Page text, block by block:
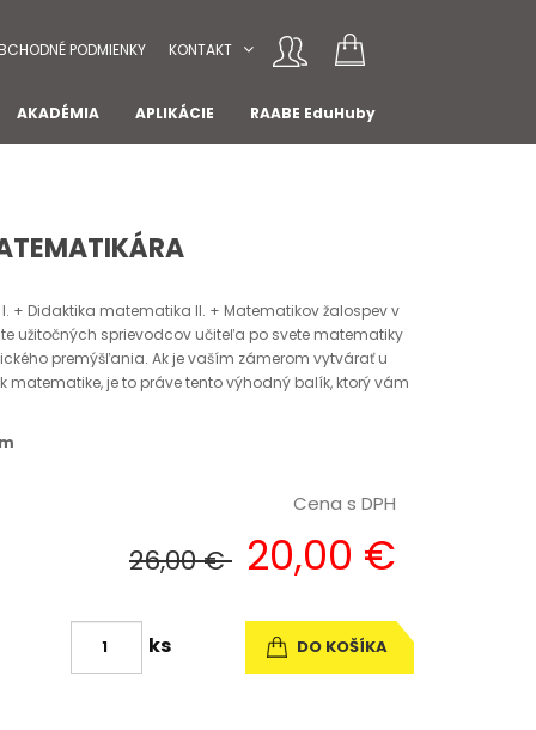
PODMIENKY KONTAKT
AKADÉMIA APLIKÁCIE RAABE EduHuby
+ Didaktika matematika II. + Matematikov žalospev v
užitočných sprievodcov učiteľa po svete matematiky
premýšľania. Ak je vaším zámerom vytvárať u
matematike, je to práve tento výhodný balík, ktorý vám
Cena s DPH
26,00 € 20,00 €
ks DO KOŠÍKA